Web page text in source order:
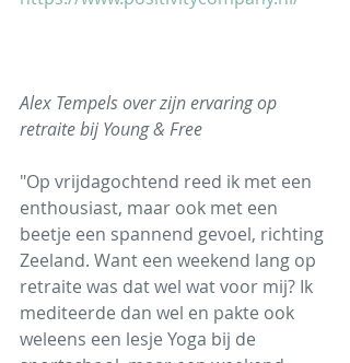
Alex Tempels over zijn ervaring op
retraite bij Young & Free
"Op vrijdagochtend reed ik met een
enthousiast, maar ook met een
beetje een spannend gevoel, richting
Zeeland. Want een weekend lang op
retraite was dat wel wat voor mij? Ik
mediteerde dan wel en pakte ook
weleens een lesje Yoga bij de